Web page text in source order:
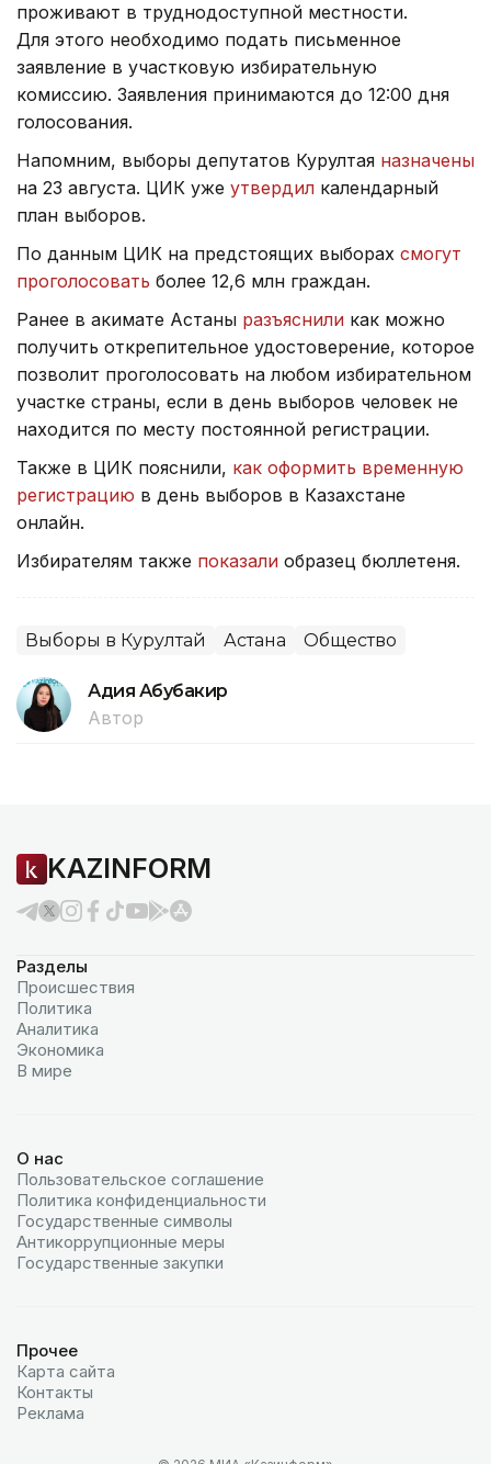
проживают в труднодоступной местности.
Для этого необходимо подать письменное
заявление в участковую избирательную
комиссию. Заявления принимаются до 12:00 дня
голосования.
Напомним, выборы депутатов Курултая назначены
на 23 августа. ЦИК уже утвердил календарный
план выборов.
По данным ЦИК на предстоящих выборах смогут
проголосовать более 12,6 млн граждан.
Ранее в акимате Астаны разъяснили как можно
получить открепительное удостоверение, которое
позволит проголосовать на любом избирательном
участке страны, если в день выборов человек не
находится по месту постоянной регистрации.
Также в ЦИК пояснили, как оформить временную
регистрацию в день выборов в Казахстане
онлайн.
Избирателям также показали образец бюллетеня.
Выборы в Курултай Астана Общество
Адия Абубакир
Автор
KAZINFORM
Разделы
Происшествия
Политика
Аналитика
Экономика
В мире
О нас
Пользовательское соглашение
Политика конфиденциальности
Государственные символы
Антикоррупционные меры
Государственные закупки
Прочее
Карта сайта
Контакты
Реклама